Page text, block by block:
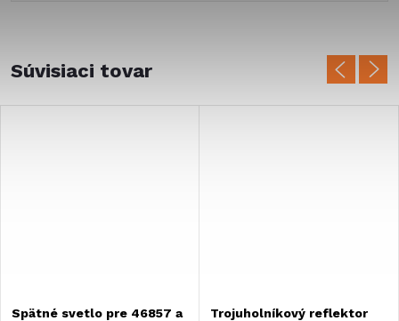
Súvisiaci tovar
Spätné svetlo pre 46857 a
Trojuholníkový reflektor